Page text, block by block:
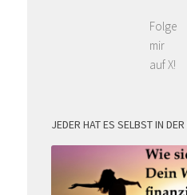
Folge
mir
auf X!
JEDER HAT ES SELBST IN